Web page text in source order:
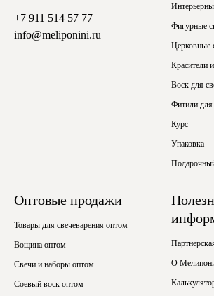
+7 911 514 57 77
info@meliponini.ru
Фигурные
Церковные
Красители
Воск для
Фитили для
Курс
Упаковка
Оптовые продажи
Товары для свечеварения оптом
Вощина оптом
Свечи и наборы оптом
Соевый воск оптом
О